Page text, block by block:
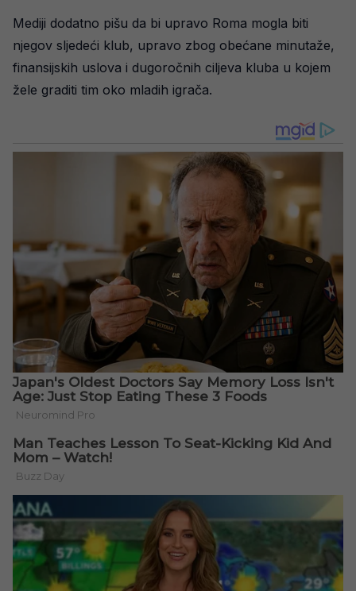
Mediji dodatno pišu da bi upravo Roma mogla biti
njegov sljedeći klub, upravo zbog obećane minutaže,
finansijskih uslova i dugoročnih ciljeva kluba u kojem
žele graditi tim oko mladih igrača.